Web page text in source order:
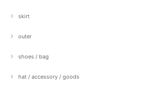
skirt
outer
shoes / bag
hat / accessory / goods